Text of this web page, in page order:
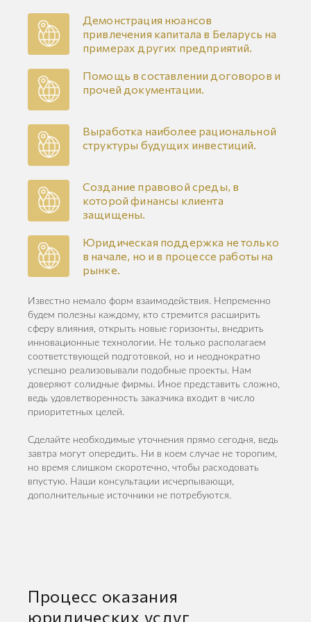
Демонстрация нюансов
привлечения капитала в Беларусь на
примерах других предприятий.
Помощь в составлении договоров и
прочей документации.
Выработка наиболее рациональной
структуры будущих инвестиций.
Создание правовой среды, в
которой финансы клиента
защищены.
Юридическая поддержка не только
в начале, но и в процессе работы на
рынке.
Известно немало форм взаимодействия. Непременно
будем полезны каждому, кто стремится расширить
сферу влияния, открыть новые горизонты, внедрить
инновационные технологии. Не только располагаем
соответствующей подготовкой, но и неоднократно
успешно реализовывали подобные проекты. Нам
доверяют солидные фирмы. Иное представить сложно,
ведь удовлетворенность заказчика входит в число
приоритетных целей.
Сделайте необходимые уточнения прямо сегодня, ведь
завтра могут опередить. Ни в коем случае не торопим,
но время слишком скоротечно, чтобы расходовать
впустую. Наши консультации исчерпывающи,
дополнительные источники не потребуются.
Процесс оказания
юридических услуг